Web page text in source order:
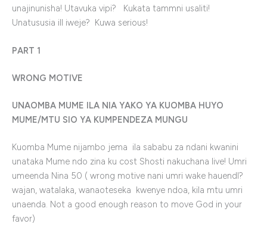
unajinunisha! Utavuka vipi? Kukata tammni usaliti!
Unatususia ill iweje? Kuwa serious!
PART 1
WRONG MOTIVE
UNAOMBA MUME ILA NIA YAKO YA KUOMBA HUYO
MUME/MTU SIO YA KUMPENDEZA MUNGU
Kuomba Mume nijambo jema ila sababu za ndani kwanini
unataka Mume ndo zina ku cost Shosti nakuchana live! Umri
umeenda Nina 50 ( wrong motive nani umri wake hauendl?
wajan, watalaka, wanaoteseka kwenye ndoa, kila mtu umri
unaenda. Not a good enough reason to move God in your
favor)